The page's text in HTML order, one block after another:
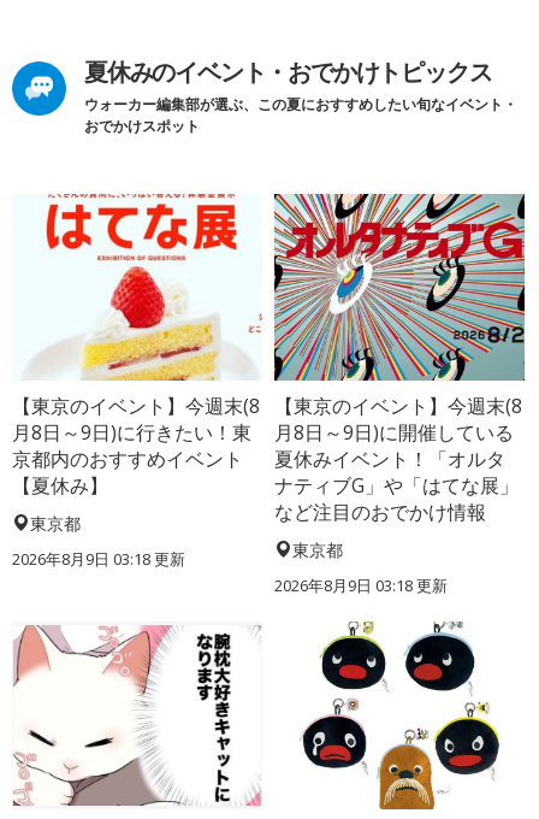
夏休みのイベント・おでかけトピックス
ウォーカー編集部が選ぶ、この夏におすすめしたい旬なイベント・
おでかけスポット
【東京のイベント】今週末(8
月8日～9日)に行きたい！東
京都内のおすすめイベント
【夏休み】
東京都
2026年8月9日 03:18更新
【東京のイベント】今週末(8
月8日～9日)に開催している
夏休みイベント！「オルタ
ナティブG」や「はてな展」
など注目のおでかけ情報
東京都
2026年8月9日 03:18更新